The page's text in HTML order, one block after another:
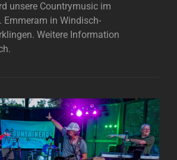
unsere Countrymusic im
Emmeram in Windisch-
Weitere Information